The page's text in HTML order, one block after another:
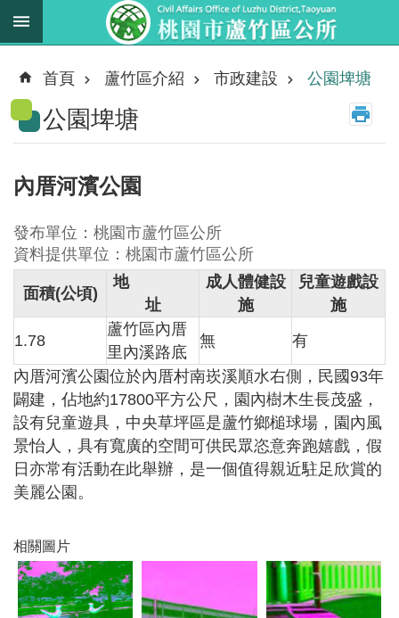
跳到主要內容區塊
新
消
息
務
職
法
規
資
料
進
階
搜
尋
區
介
紹
首頁 蘆竹區介紹 市政建設 公園埤塘
公園埤塘
內厝河濱公園
發布單位：桃園市蘆竹區公所
資料提供單位：桃園市蘆竹區公所
面積(公頃)
地
址
成人體健設
施
兒童遊戲設
施
1.78
蘆竹區內厝
里內溪路底
無
有
內厝河濱公園位於內厝村南崁溪順水右側，民國93年
闢建，佔地約17800平方公尺，園內樹木生長茂盛，
設有兒童遊具，中央草坪區是蘆竹鄉槌球場，園內風
景怡人，具有寬廣的空間可供民眾恣意奔跑嬉戲，假
日亦常有活動在此舉辦，是一個值得親近駐足欣賞的
美麗公園。
相關圖片